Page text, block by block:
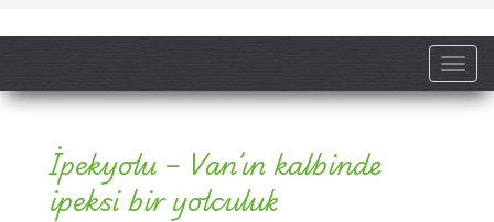
İpekyolu – Van’ın kalbinde
ipeksi bir yolculuk